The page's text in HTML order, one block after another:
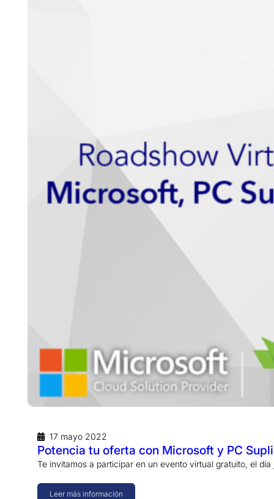
17 mayo 2022
Potencia tu oferta con Microsoft y PC
Te invitamos a participar en un evento virtual gratuito, el
Leer más información